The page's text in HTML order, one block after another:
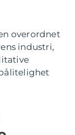
overordnet
industri,